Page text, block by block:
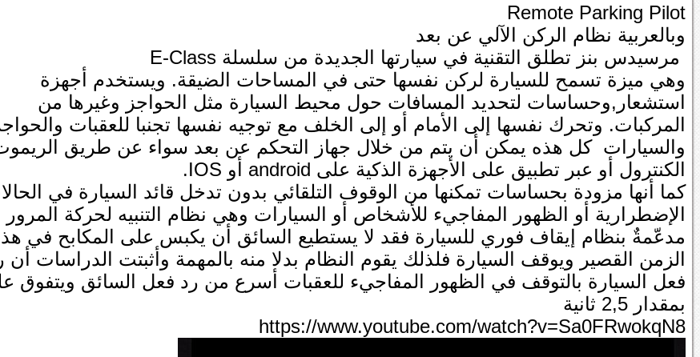
Remote Parking Pilot
وبالعربية نظام الركن الآلي عن بعد
مرسيدس بنز تطلق التقنية في سيارتها الجديدة من سلسلة E-Class
وهي ميزة تسمح للسيارة لركن نفسها حتى في المساحات الضيقة. ويستخدم أجهزة
استشعار,وحساسات لتحديد المسافات حول محيط السيارة مثل الحواجز وغيرها من
المركبات. وتحرك نفسها إلى الأمام أو إلى الخلف مع توجيه نفسها تجنبا للعقبات
والسيارات كل هذه يمكن أن يتم من خلال جهاز التحكم عن بعد سواء عن طريق
الكنترول أو عبر تطبيق على الأجهزة الذكية على android أو IOS.
كما أنها مزودة بحساسات تمكنها من الوقوف التلقائي بدون تدخل قائد السيارة في
الإضطرارية أو الظهور المفاجيء للأشخاص أو السيارات وهي نظام التنبيه لحركة المرور
مدعّمةٌ بنظام إيقاف فوري للسيارة فقد لا يستطيع السائق أن يكبس على المكابح في
الزمن القصير ويوقف السيارة فلذلك يقوم النظام بدلا منه بالمهمة وأثبتت الدراسات أن
فعل السيارة بالتوقف في الظهور المفاجيء للعقبات أسرع من رد فعل السائق ويتفوق
بمقدار 2,5 ثانية
https://www.youtube.com/watch?v=Sa0FRwokqN8